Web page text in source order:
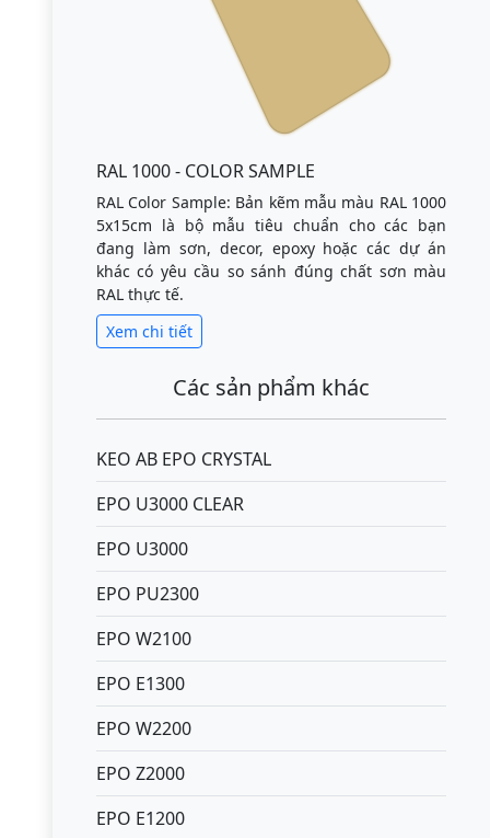
RAL 1000 - COLOR SAMPLE
RAL Color Sample: Bản kẽm mẫu màu RAL 1000
5x15cm là bộ mẫu tiêu chuẩn cho các bạn
đang làm sơn, decor, epoxy hoặc các dự án
khác có yêu cầu so sánh đúng chất sơn màu
RAL thực tế.
Xem chi tiết
Các sản phẩm khác
KEO AB EPO CRYSTAL
EPO U3000 CLEAR
EPO U3000
EPO PU2300
EPO W2100
EPO E1300
EPO W2200
EPO Z2000
EPO E1200